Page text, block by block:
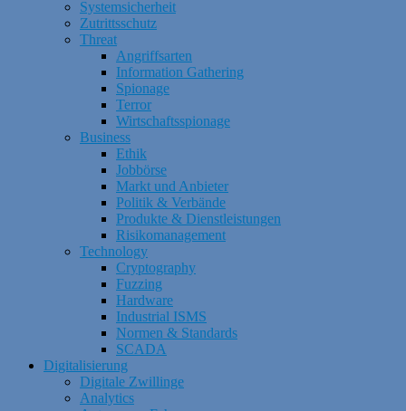
Systemsicherheit
Zutrittsschutz
Threat
Angriffsarten
Information Gathering
Spionage
Terror
Wirtschaftsspionage
Business
Ethik
Jobbörse
Markt und Anbieter
Politik & Verbände
Produkte & Dienstleistungen
Risikomanagement
Technology
Cryptography
Fuzzing
Hardware
Industrial ISMS
Normen & Standards
SCADA
Digitalisierung
Digitale Zwillinge
Analytics